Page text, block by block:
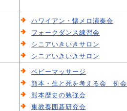
ハワイアン・懐メロ演奏会
フォークダンス練習会
シニアいきいきサロン
シニアいきいきサロン
ベビーマッサージ
熊本・生と死を考える会 例会
熊本歴史の勉強会
東教養囲碁研究会